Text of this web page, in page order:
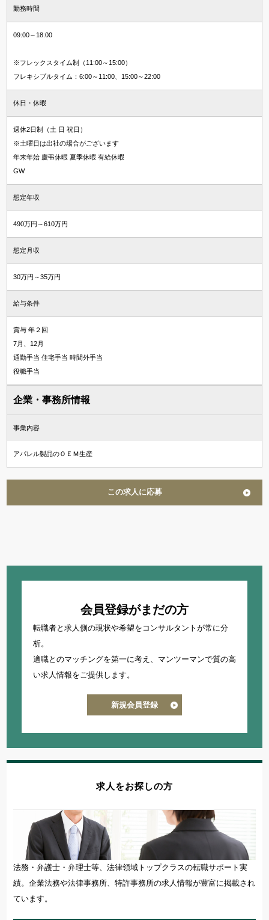
勤務時間
09:00～18:00
※フレックスタイム制（11:00～15:00）
フレキシブルタイム：6:00～11:00、15:00～22:00
休日・休暇
週休2日制（土 日 祝日）
※土曜日は出社の場合がございます
年末年始 慶弔休暇 夏季休暇 有給休暇
GW
想定年収
490万円～610万円
想定月収
30万円～35万円
給与条件
賞与 年２回
7月、12月
通勤手当 住宅手当 時間外手当
役職手当
企業・事務所情報
事業内容
アパレル製品のＯＥＭ生産
この求人に応募
会員登録がまだの方
転職者と求人側の現状や希望をコンサルタントが常に分
析。
適職とのマッチングを第一に考え、 マンツーマンで質の高
い求人情報をご提供します。
新規会員登録
求人をお探しの方
法務・弁護士・弁理士等、法律領域トップクラスの転職サポート実
績。企業法務や法律事務所、特許事務所の求人情報が豊富に掲載され
ています。